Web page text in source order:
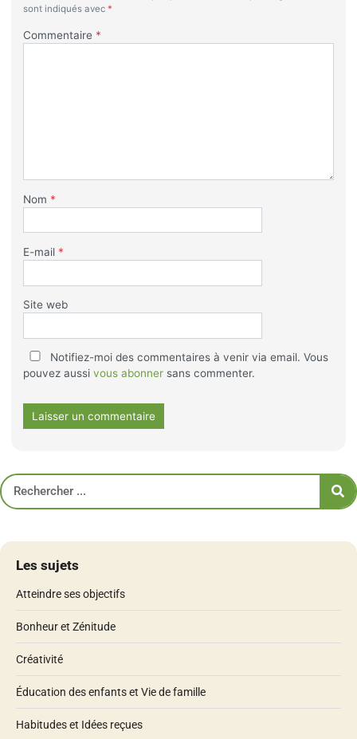
sont indiqués avec *
Commentaire *
Nom *
E-mail *
Site web
Notifiez-moi des commentaires à venir via email. Vous
pouvez aussi vous abonnersans commenter.
Les sujets
Atteindre ses objectifs
Bonheur et Zénitude
Créativité
Éducation des enfants et Vie de famille
Habitudes et Idées reçues